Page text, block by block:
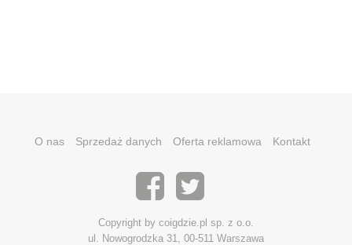
O nas Sprzedaż danych Oferta reklamowa Kontakt
Copyright by coigdzie.pl sp. z o.o.
ul. Nowogrodzka 31, 00-511 Warszawa